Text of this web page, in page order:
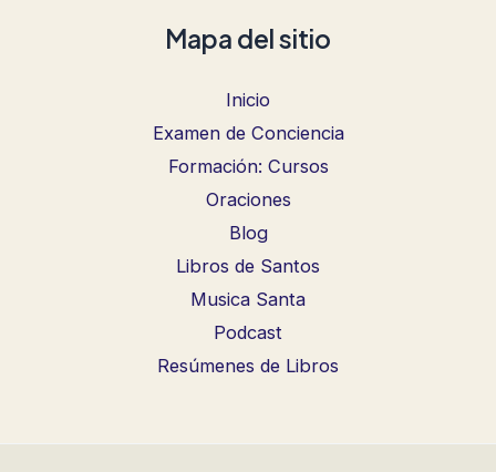
Mapa del sitio
Inicio
Examen de Conciencia
Formación: Cursos
Oraciones
Blog
Libros de Santos
Musica Santa
Podcast
Resúmenes de Libros